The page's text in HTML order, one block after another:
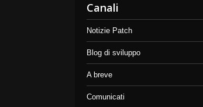
Canali
Notizie Patch
Blog di sviluppo
A breve
Comunicati